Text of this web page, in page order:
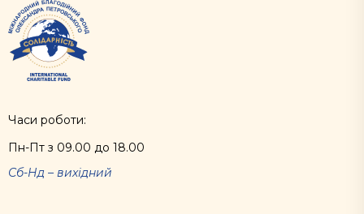
Часи роботи:
Пн-Пт з 09.00 до 18.00
Сб-Нд – вихідний